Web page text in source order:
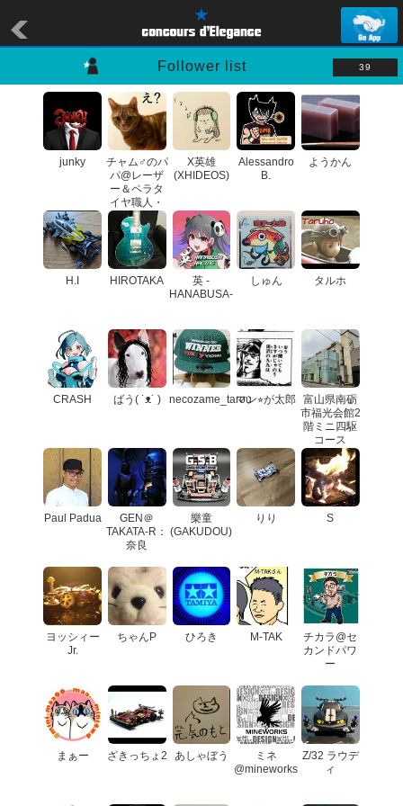
Follower list 39
junky
チャム♂のパ
パ@レーザ
ー＆ペラタ
イヤ職人・
王冠愛好会
X英雄
(XHIDEOS)
Alessandro
B.
ようかん
H.I HIROTAKA
英 -
HANABUSA-
しゅん タルホ
CRASH ばう( ˙ᴥ˙ ) necozame_tarouマン⭐︎が太郎 富山県南砺
市福光会館2
階ミニ四駆
コース
Paul Padua
GEN＠
TAKATA-R：
奈良
樂童
(GAKUDOU)
りり S
ヨッシィー
Jr.
ちゃんP ひろき M-TAK
チカラ@セ
カンドパワ
ー
まぁー ざきっちょ2 あしゃぼう
ミネ
@mineworks
Z/32 ラウデ
ィ